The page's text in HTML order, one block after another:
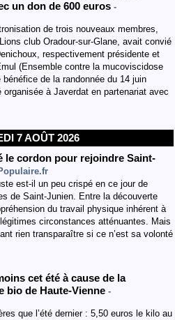
un don de 600 euros -
de trois nouveaux membres,
club Oradour-sur-Glane, avait convié
respectivement présidente et
(Ensemble contre la mucoviscidose
de la randonnée du 14 juin
à Javerdat en partenariat avec
7 AOÛT 2026
le cordon pour rejoindre Saint-
est-il un peu crispé en ce jour de
de Saint-Junien. Entre la découverte
du travail physique inhérent à
circonstances atténuantes. Mais
rien transparaître si ce n’est sa volonté
cet été à cause de la
bio de Haute-Vienne -
que l’été dernier : 5,50 euros le kilo au